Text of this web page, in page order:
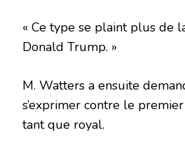
« Ce type se plaint plus de
Donald Trump. »
M. Watters a ensuite
s’exprimer contre le
tant que royal.